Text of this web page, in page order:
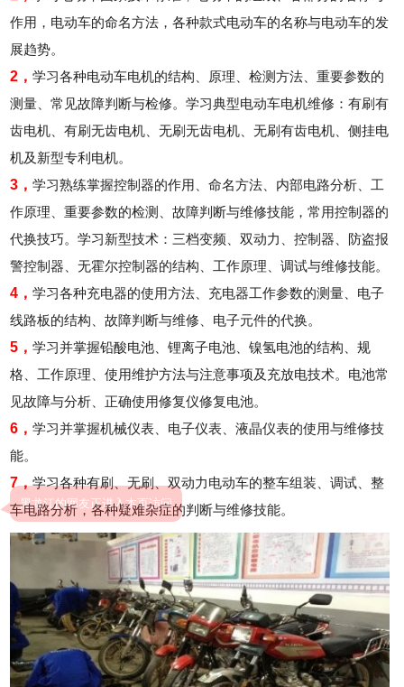
作用，电动车的命名方法，各种款式电动车的名称与电动车的发
展趋势。
2，学习各种电动车电机的结构、原理、检测方法、重要参数的
测量、常见故障判断与检修。学习典型电动车电机维修：有刷有
齿电机、有刷无齿电机、无刷无齿电机、无刷有齿电机、侧挂电
机及新型专利电机。
3，学习熟练掌握控制器的作用、命名方法、内部电路分析、工
作原理、重要参数的检测、故障判断与维修技能，常用控制器的
代换技巧。学习新型技术：三档变频、双动力、控制器、防盗报
警控制器、无霍尔控制器的结构、工作原理、调试与维修技能。
4，学习各种充电器的使用方法、充电器工作参数的测量、电子
线路板的结构、故障判断与维修、电子元件的代换。
5，学习并掌握铅酸电池、锂离子电池、镍氢电池的结构、规
格、工作原理、使用维护方法与注意事项及充放电技术。电池常
见故障与分析、正确使用修复仪修复电池。
6，学习并掌握机械仪表、电子仪表、液晶仪表的使用与维修技
能。
7，学习各种有刷、无刷、双动力电动车的整车组装、调试、整
车电路分析，各种疑难杂症的判断与维修技能。